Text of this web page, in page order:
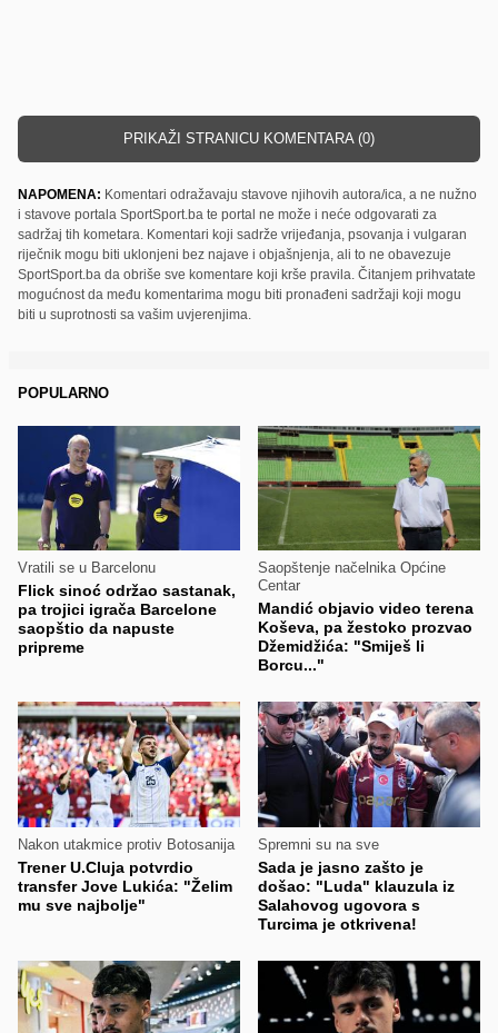
PRIKAŽI STRANICU KOMENTARA (0)
NAPOMENA: Komentari odražavaju stavove njihovih autora/ica, a ne nužno
i stavove portala SportSport.ba te portal ne može i neće odgovarati za
sadržaj tih kometara. Komentari koji sadrže vrijeđanja, psovanja i vulgaran
riječnik mogu biti uklonjeni bez najave i objašnjenja, ali to ne obavezuje
SportSport.ba da obriše sve komentare koji krše pravila. Čitanjem prihvatate
mogućnost da među komentarima mogu biti pronađeni sadržaji koji mogu
biti u suprotnosti sa vašim uvjerenjima.
POPULARNO
Vratili se u Barcelonu
Flick sinoć održao sastanak,
pa trojici igrača Barcelone
saopštio da napuste
pripreme
Saopštenje načelnika Općine
Centar
Mandić objavio video terena
Koševa, pa žestoko prozvao
Džemidžića: "Smiješ li
Borcu..."
Nakon utakmice protiv Botosanija
Trener U.Cluja potvrdio
transfer Jove Lukića: "Želim
mu sve najbolje"
Spremni su na sve
Sada je jasno zašto je
došao: "Luda" klauzula iz
Salahovog ugovora s
Turcima je otkrivena!